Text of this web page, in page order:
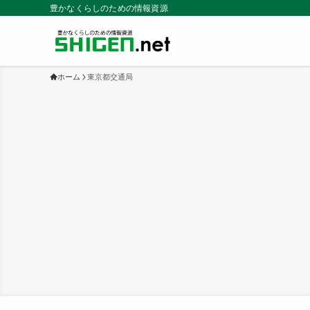
豊かなくらしのための情報資源
ホーム 東京都交通局